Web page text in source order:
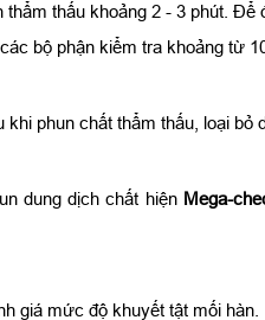
thẩm thấu khoảng 2 - 3 phút. Để
bộ phận kiểm tra khoảng từ
khi phun chất thẩm thấu, loại bỏ
dung dịch chất hiện Mega-
giá mức độ khuyết tật mối hàn.